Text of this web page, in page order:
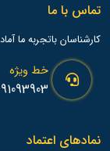
تماس با ما
کارشناسان باتجربه ما
خط ویژه
نمادهای اعتماد